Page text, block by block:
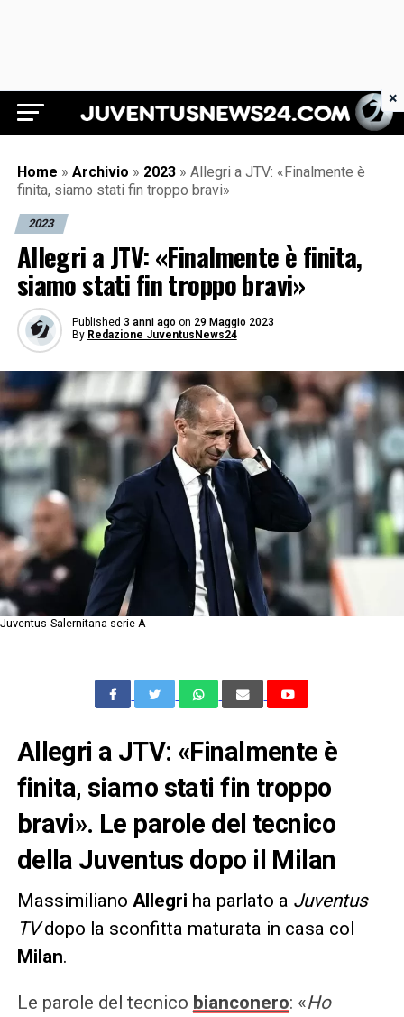
Juventus News 24
Home » Archivio » 2023 » Allegri a JTV: «Finalmente è
finita, siamo stati fin troppo bravi»
2023
Allegri a JTV: «Finalmente è finita,
siamo stati fin troppo bravi»
Published 3 anni ago on 29 Maggio 2023
By Redazione JuventusNews24
Juventus-Salernitana serie A
Allegri a JTV: «Finalmente è
finita, siamo stati fin troppo
bravi». Le parole del tecnico
della Juventus dopo il Milan
Massimiliano Allegri ha parlato a Juventus
TVdopo la sconfitta maturata in casa col
Milan.
Le parole del tecnico bianconero: «Ho
×